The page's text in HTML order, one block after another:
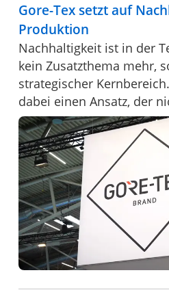
Gore-Tex setzt auf
Produktion
Nachhaltigkeit ist in der
kein Zusatzthema mehr,
strategischer
dabei einen Ansatz, der